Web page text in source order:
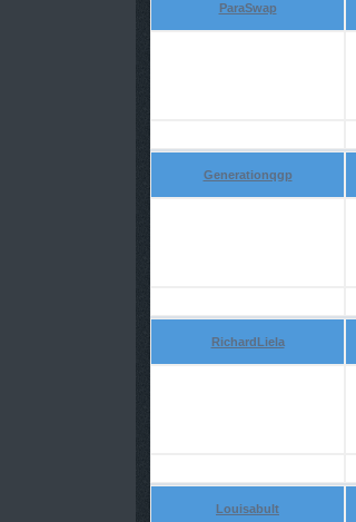
ParaSwap
Generationqgp
RichardLiela
Louisabult